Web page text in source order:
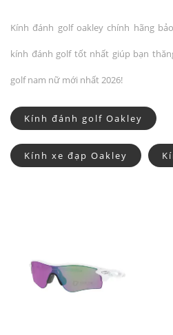
Kính đánh golf oakley chính hãng
kính đánh golf tốt nhất giúp bạn
golf nam nữ mới nhất 2026!
Kính đánh golf Oakley
Kính xe đạp Oakley